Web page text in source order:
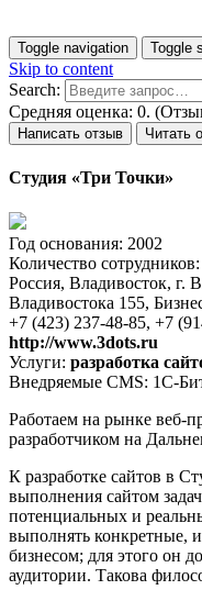
Toggle navigation Toggle
Skip to content
Search:
Средняя оценка: 0.
Написать отзыв Читать
Студия «Три Точки»
Год основания: 2002
Количество
Россия, Владивосток, г.
Владивостока 155,
+7 (423) 237-48-85, +7
http://www.3dots.ru
Услуги: разработка
Внедряемые CMS: 1С-
Работаем на рынке веб-
разработчиком на
К разработке сайтов в
выполнения сайтом
потенциальных и
выполнять конкретные,
бизнесом; для этого он
аудитории. Такова